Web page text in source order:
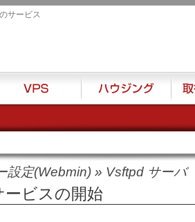
サービス
設定(Webmin)» Vsftpd サーバ
ービスの開始
ハウジング 取得サ